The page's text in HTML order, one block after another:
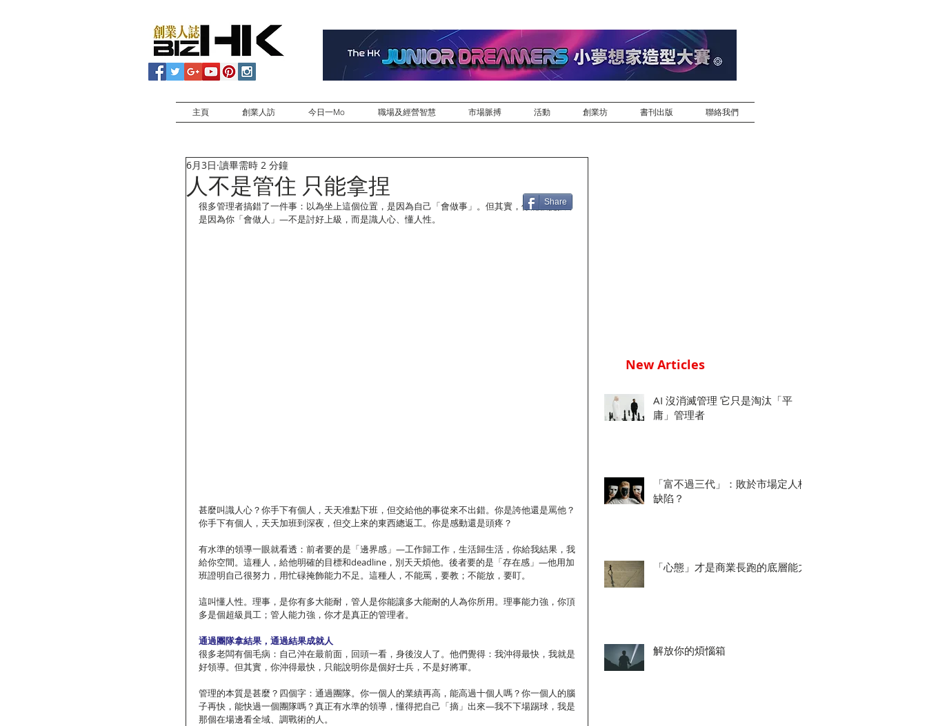
主頁 創業人訪 今日一Mo 職場及經營智慧 市場脈搏 活動 創業坊 書刊出版 聯絡我們
人不是管住 只能拿捏
6月3日 讀畢需時 2 分鐘
很多管理者搞錯了一件事：以為坐上這個位置，是因為自己「會做事」。但其實，你能被提拔，
是因為你「會做人」—不是討好上級，而是識人心、懂人性。
甚麼叫識人心？你手下有個人，天天准點下班，但交給他的事從來不出錯。你是誇他還是罵他？
你手下有個人，天天加班到深夜，但交上來的東西總返工。你是感動還是頭疼？
有水準的領導一眼就看透：前者要的是「邊界感」—工作歸工作，生活歸生活，你給我結果，我
給你空間。這種人，給他明確的目標和deadline，別天天煩他。後者要的是「存在感」—他用加
班證明自己很努力，用忙碌掩飾能力不足。這種人，不能罵，要教；不能放，要盯。
這叫懂人性。理事，是你有多大能耐，管人是你能讓多大能耐的人為你所用。理事能力強，你頂
多是個超級員工；管人能力強，你才是真正的管理者。
通過團隊拿結果，通過結果成就人
很多老闆有個毛病：自己沖在最前面，回頭一看，身後沒人了。他們覺得：我沖得最快，我就是
好領導。但其實，你沖得最快，只能說明你是個好士兵，不是好將軍。
管理的本質是甚麼？四個字：通過團隊。你一個人的業績再高，能高過十個人嗎？你一個人的腦
子再快，能快過一個團隊嗎？真正有水準的領導，懂得把自己「摘」出來—我不下場踢球，我是
那個在場邊看全域、調戰術的人。
Share
New Articles
AI 沒消滅管理 它只是淘汰「平
庸」管理者
「富不過三代」：敗於市場定人格
缺陷？
「心態」才是商業長跑的底層能力
解放你的煩惱箱